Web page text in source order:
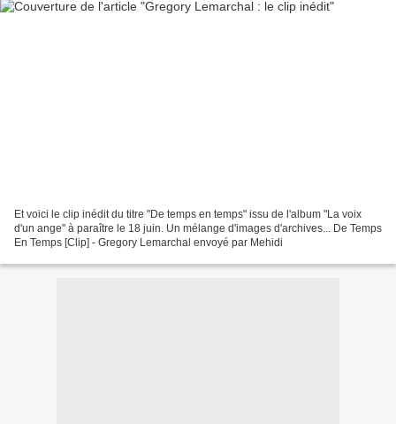
Et voici le clip inédit du titre "De temps en temps" issu de l'album "La voix
d'un ange" à paraître le 18 juin. Un mélange d'images d'archives... De Temps
En Temps [Clip] - Gregory Lemarchal envoyé par Mehidi